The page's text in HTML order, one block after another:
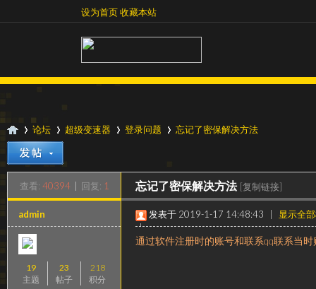
收藏本站设为首页收藏本站
»
论坛
›
超级变速器 登录问题
›
忘记了密保解决方法
查看: 40394 回复: 1 忘记了密保解决方法 [复制链接]
admin
19
主题
23
帖子
218
积分
发表于 2019-1-17 14:48:43
显示全
|
阅读模式
通过软件注册时的账号和联系qq联系当